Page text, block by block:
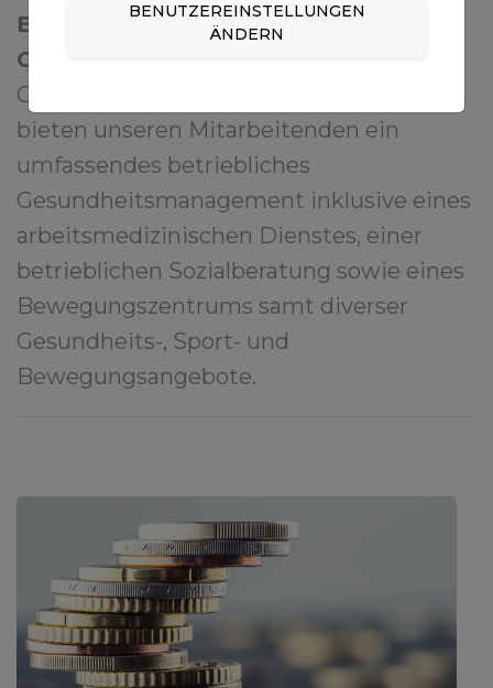
Betriebliches
Gesundheitsmanagement
Gesundheit ist das höchste Gut! Wir
bieten unseren Mitarbeitenden ein
umfassendes betriebliches
Gesundheitsmanagement inklusive eines
arbeitsmedizinischen Dienstes, einer
betrieblichen Sozialberatung sowie eines
Bewegungszentrums samt diverser
Gesundheits-, Sport- und
Bewegungsangebote.
BENUTZEREINSTELLUNGEN
ÄNDERN